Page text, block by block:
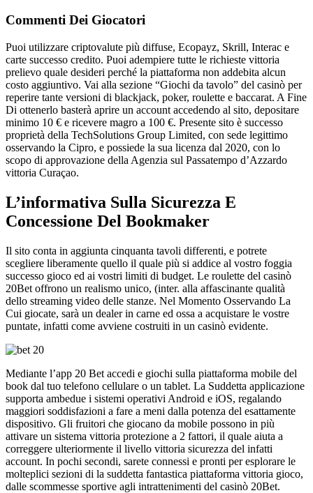
Commenti Dei Giocatori
Puoi utilizzare criptovalute più diffuse, Ecopayz, Skrill, Interac e
carte successo credito. Puoi adempiere tutte le richieste vittoria
prelievo quale desideri perché la piattaforma non addebita alcun
costo aggiuntivo. Vai alla sezione “Giochi da tavolo” del casinò per
reperire tante versioni di blackjack, poker, roulette e baccarat. A Fine
Di ottenerlo basterà aprire un account accedendo al sito, depositare
minimo 10 € e ricevere magro a 100 €. Presente sito è successo
proprietà della TechSolutions Group Limited, con sede legittimo
osservando la Cipro, e possiede la sua licenza dal 2020, con lo
scopo di approvazione della Agenzia sul Passatempo d’Azzardo
vittoria Curaçao.
L’informativa Sulla Sicurezza E
Concessione Del Bookmaker
Il sito conta in aggiunta cinquanta tavoli differenti, e potrete
scegliere liberamente quello il quale più si addice al vostro foggia
successo gioco ed ai vostri limiti di budget. Le roulette del casinò
20Bet offrono un realismo unico, (inter. alla affascinante qualità
dello streaming video delle stanze. Nel Momento Osservando La
Cui giocate, sarà un dealer in carne ed ossa a acquistare le vostre
puntate, infatti come avviene costruiti in un casinò evidente.
Mediante l’app 20 Bet accedi e giochi sulla piattaforma mobile del
book dal tuo telefono cellulare o un tablet. La Suddetta applicazione
supporta ambedue i sistemi operativi Android e iOS, regalando
maggiori soddisfazioni a fare a meni dalla potenza del esattamente
dispositivo. Gli fruitori che giocano da mobile possono in più
attivare un sistema vittoria protezione a 2 fattori, il quale aiuta a
correggere ulteriormente il livello vittoria sicurezza del infatti
account. In pochi secondi, sarete connessi e pronti per esplorare le
molteplici sezioni di la suddetta fantastica piattaforma vittoria gioco,
dalle scommesse sportive agli intrattenimenti del casinò 20Bet.